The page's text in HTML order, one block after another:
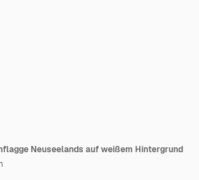
Neuseelands auf weißem Hintergrund